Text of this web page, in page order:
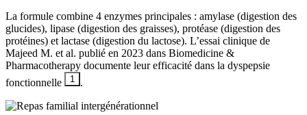
La formule combine 4 enzymes principales : amylase (digestion des
glucides), lipase (digestion des graisses), protéase (digestion des
protéines) et lactase (digestion du lactose). L’essai clinique de
Majeed M. et al. publié en 2023 dans Biomedicine &
Pharmacotherapy documente leur efficacité dans la dyspepsie
fonctionnelle
1 .